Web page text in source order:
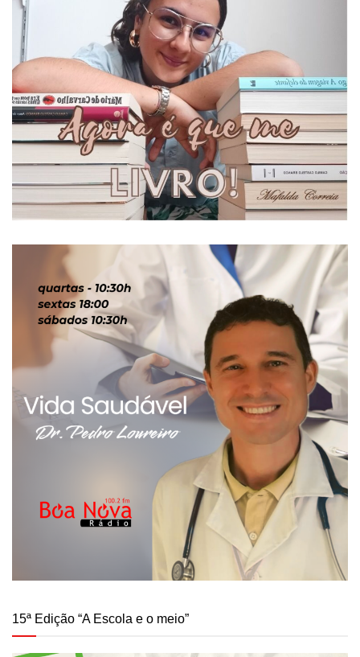
15ª Edição “A Escola e o meio”